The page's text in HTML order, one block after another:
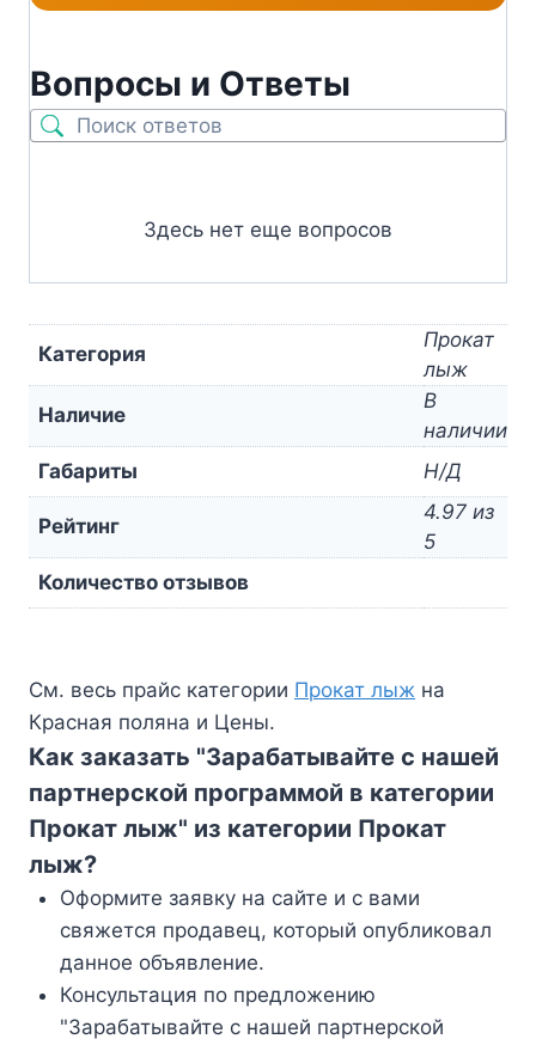
Вопросы и Ответы
Здесь нет еще вопросов
Категория
Прокат
лыж
Наличие
В
наличии
Габариты
Н/Д
Рейтинг
4.97 из
5
Количество отзывов
См. весь прайс категории Прокат лыж на
Красная поляна и Цены.
Как заказать "Зарабатывайте с нашей
партнерской программой в категории
Прокат лыж" из категории Прокат
лыж?
Оформите заявку на сайте и с вами
свяжется продавец, который опубликовал
данное объявление.
Консультация по предложению
"Зарабатывайте с нашей партнерской